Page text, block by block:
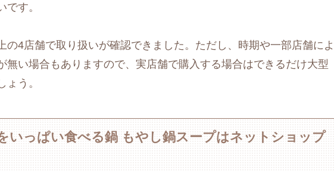
です。
の4店舗で取り扱いが確認できました。ただし、時期や一部店舗によ
無い場合もありますので、実店舗で購入する場合はできるだけ大型
う。
いっぱい食べる鍋 もやし鍋スープはネットショップ